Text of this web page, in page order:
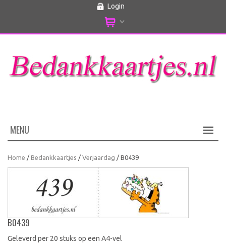
Login
MENU
Home / Bedankkaartjes / Verjaardag / B0439
B0439
Geleverd per 20 stuks op een A4-vel